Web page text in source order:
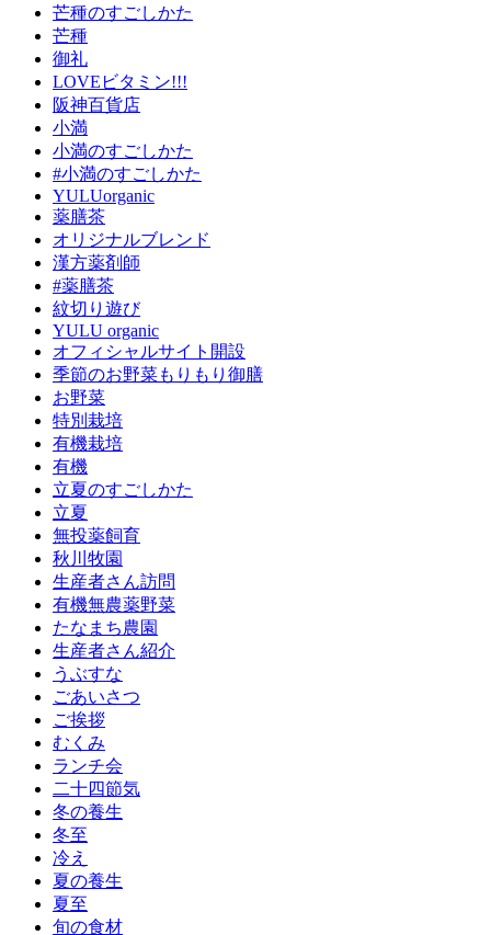
芒種のすごしかた
芒種
御礼
LOVEビタミン!!!
阪神百貨店
小満
小満のすごしかた
#小満のすごしかた
YULUorganic
薬膳茶
オリジナルブレンド
漢方薬剤師
#薬膳茶
紋切り遊び
YULU organic
オフィシャルサイト開設
季節のお野菜もりもり御膳
お野菜
特別栽培
有機栽培
有機
立夏のすごしかた
立夏
無投薬飼育
秋川牧園
生産者さん訪問
有機無農薬野菜
たなまち農園
生産者さん紹介
うぶすな
ごあいさつ
ご挨拶
むくみ
ランチ会
二十四節気
冬の養生
冬至
冷え
夏の養生
夏至
旬の食材